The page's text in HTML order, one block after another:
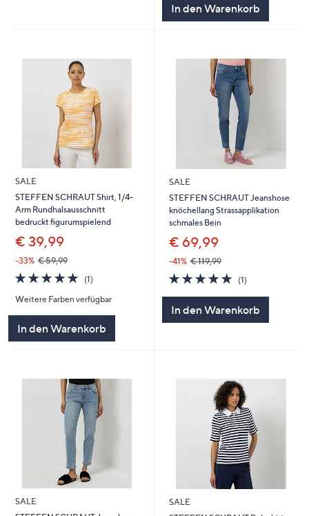
In den Warenkorb
SALE
STEFFEN SCHRAUT Shirt, 1/4-
Arm Rundhalsausschnitt
bedruckt figurumspielend
€ 39,99
-33% € 59,99
5.0
von
5
(1)
Weitere Farben verfügbar
In den Warenkorb
SALE
STEFFEN SCHRAUT Jeanshose
knöchellang Strassapplikation
schmales Bein
€ 69,99
-41% € 119,99
5.0
von
(1)
In den Warenkorb
SALE
SALE